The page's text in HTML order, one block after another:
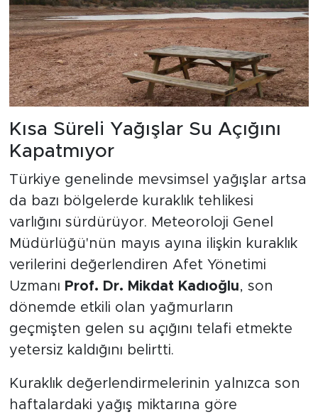
Kısa Süreli Yağışlar Su Açığını
Kapatmıyor
Türkiye genelinde mevsimsel yağışlar artsa
da bazı bölgelerde kuraklık tehlikesi
varlığını sürdürüyor. Meteoroloji Genel
Müdürlüğü'nün mayıs ayına ilişkin kuraklık
verilerini değerlendiren Afet Yönetimi
Uzmanı Prof. Dr. Mikdat Kadıoğlu, son
dönemde etkili olan yağmurların
geçmişten gelen su açığını telafi etmekte
yetersiz kaldığını belirtti.
Kuraklık değerlendirmelerinin yalnızca son
haftalardaki yağış miktarına göre